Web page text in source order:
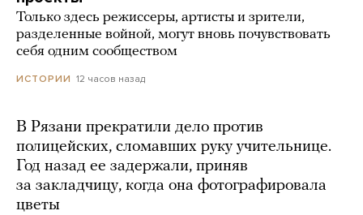
Только здесь режиссеры, артисты и зрители,
разделенные войной, могут вновь почувствовать
себя одним сообществом
ИСТОРИИ 12 часов назад
В Рязани прекратили дело против
полицейских, сломавших руку учительнице.
Год назад ее задержали, приняв
за закладчицу, когда она фотографировала
цветы